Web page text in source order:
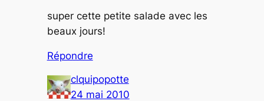
super cette petite salade avec les
beaux jours!
Répondre
clquipopotte
24 mai 2010